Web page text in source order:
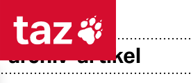
archiv-artikel